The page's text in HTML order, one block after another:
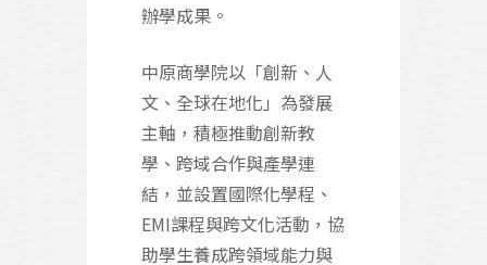
辦學成果。
中原商學院以「創新、人
文、全球在地化」為發展
主軸，積極推動創新教
學、跨域合作與產學連
結，並設置國際化學程、
EMI課程與跨文化活動，協
助學生養成跨領域能力與